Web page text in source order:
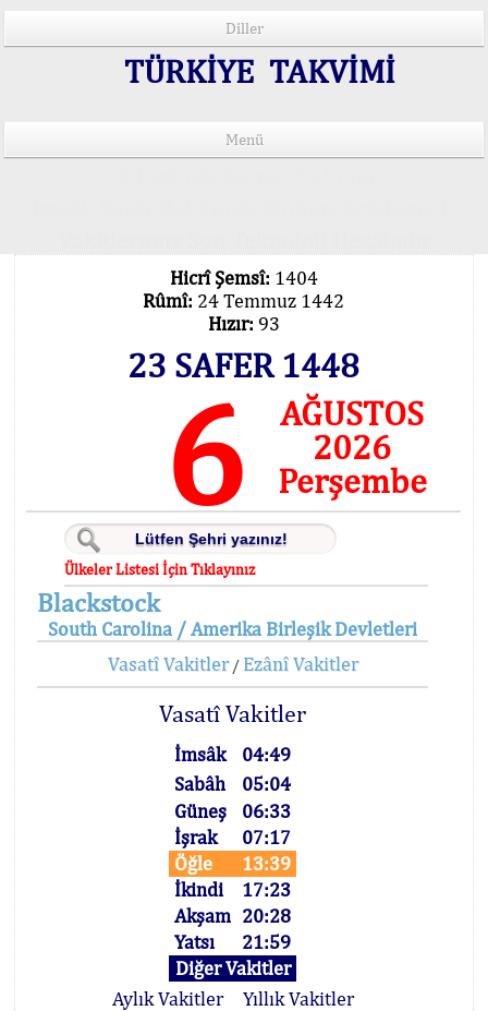
Diller
TÜRKİYE TAKVİMİ
Menü
Hicrî Şemsî: 1404
Rûmî: 24 Temmuz 1442
Hızır: 93
23 SAFER 1448
6
AĞUSTOS
2026
Perşembe
Ülkeler Listesi İçin Tıklayınız
Blackstock
South Carolina / Amerika Birleşik Devletleri
Vasatî Vakitler/ Ezânî Vakitler
Vasatî Vakitler
İmsâk
04:49
Sabâh
05:04
Güneş
06:33
İşrak
07:17
Öğle
13:39
İkindi
17:23
Akşam 20:28
Yatsı
21:59
Diğer Vakitler
Aylık Vakitler
Yıllık Vakitler